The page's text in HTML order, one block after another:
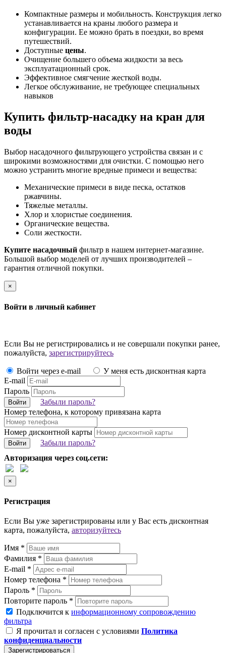
Компактные размеры и мобильность. Конструкция легко
устанавливается на краны любого размера и
конфигурации. Ее можно брать в поездки, во время
путешествий.
Доступные цены.
Очищение большего объема жидкости за весь
эксплуатационный срок.
Эффективное смягчение жесткой воды.
Легкое обслуживание, не требующее специальных
навыков
Купить фильтр-насадку на кран для
воды
Выбор насадочного фильтрующего устройства связан и с
широкими возможностями для очистки. С помощью него
можно устранить многие вредные примеси и вещества:
Механические примеси в виде песка, остатков
ржавчины.
Тяжелые металлы.
Хлор и хлористые соединения.
Органические вещества.
Соли жесткости.
Купите насадочный фильтр в нашем интернет-магазине.
Большой выбор моделей от лучших производителей –
гарантия отличной покупки.
×
Войти в личный кабинет
Если Вы не регистрировались и не совершали покупки ранее,
пожалуйста, зарегистрируйтесь
Войти через e-mail
У меня есть дисконтная карта
E-mail
Пароль
Войти
Забыли пароль?
Номер телефона, к которому привязана карта
Номер дисконтной карты
Войти
Забыли пароль?
Авторизация через соц.сети:
×
Регистрация
Если Вы уже зарегистрированы или у Вас есть дисконтная
карта, пожалуйста, авторизуйтесь
Имя *
Фамилия *
E-mail *
Номер телефона *
Пароль *
Повторите пароль *
Подключится к информационному сопровождению
фильтра
Я прочитал и согласен с условиями Политика
конфиденциальности
Зарегистрироваться